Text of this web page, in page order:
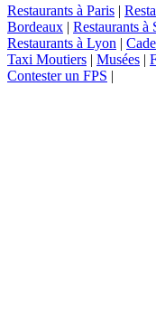
Restaurants à Paris |
Bordeaux | Restaurants à
Restaurants à Lyon |
Taxi Moutiers | Musées |
Contester un FPS |